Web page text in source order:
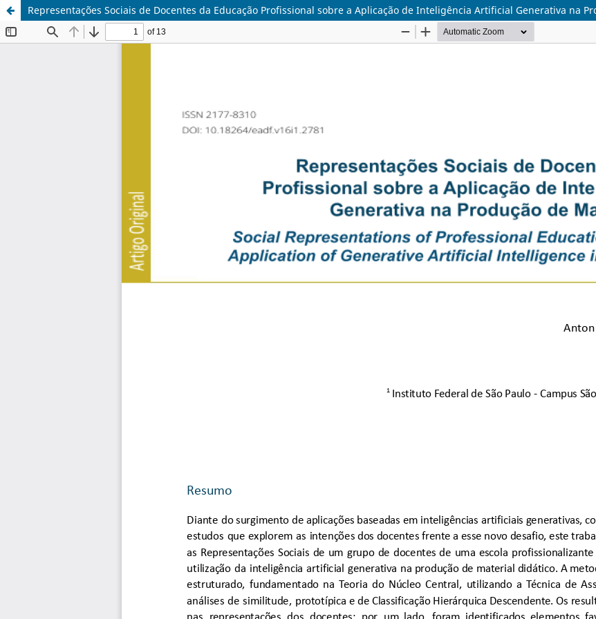
Representações Sociais de Docentes da Educação Profissional sobre a Aplicação de Inteligência Artificial Generativa na